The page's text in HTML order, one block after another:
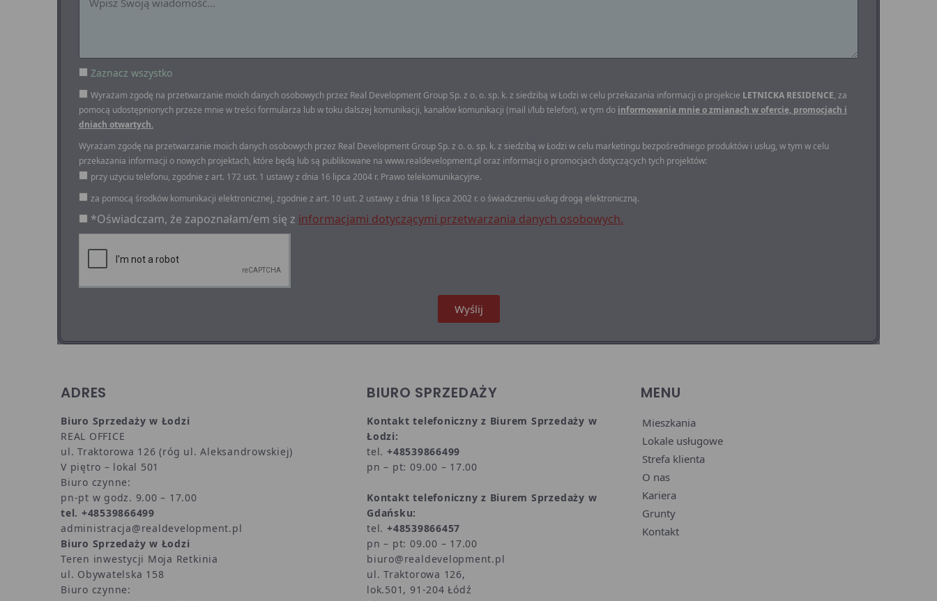
Zaznacz wszystko
Wyrażam zgodę na przetwarzanie moich danych osobowych przez Real Development Group Sp. z o. o. sp. k. z siedzibą w Łodzi w celu przekazania informacji o projekcie LETNICKA RESIDENCE, za
pomocą udostępnionych przeze mnie w treści formularza lub w toku dalszej komunikacji, kanałów komunikacji (mail i/lub telefon), w tym do informowania mnie o zmianach w ofercie, promocjach i
dniach otwartych.
Wyrażam zgodę na przetwarzanie moich danych osobowych przez Real Development Group Sp. z o. o. sp. k. z siedzibą w Łodzi w celu marketingu bezpośredniego produktów i usług, w tym w celu
przekazania informacji o nowych projektach, które będą lub są publikowane na www.realdevelopment.pl oraz informacji o promocjach dotyczących tych projektów:
przy użyciu telefonu, zgodnie z art. 172 ust. 1 ustawy z dnia 16 lipca 2004 r. Prawo telekomunikacyjne.
za pomocą środków komunikacji elektronicznej, zgodnie z art. 10 ust. 2 ustawy z dnia 18 lipca 2002 r. o świadczeniu usług drogą elektroniczną.
*Oświadczam, że zapoznałam/em się z informacjami dotyczącymi przetwarzania danych osobowych.
Wyślij
ADRES
Biuro Sprzedaży w Łodzi
REAL OFFICE
ul. Traktorowa 126 (róg ul. Aleksandrowskiej)
V piętro – lokal 501
Biuro czynne:
pn-pt w godz. 9.00 – 17.00
tel. +48539866499
administracja@realdevelopment.pl
Biuro Sprzedaży w Łodzi
Teren inwestycji Moja Retkinia
ul. Obywatelska 158
Biuro czynne:
BIURO SPRZEDAŻY
Kontakt telefoniczny z Biurem Sprzedaży w
Łodzi:
tel. +48539866499
pn – pt: 09.00 – 17.00
Kontakt telefoniczny z Biurem Sprzedaży w
Gdańsku:
tel. +48539866457
pn – pt: 09.00 – 17.00
biuro@realdevelopment.pl
ul. Traktorowa 126,
lok.501, 91-204 Łódź
MENU
Mieszkania
Lokale usługowe
Strefa klienta
O nas
Kariera
Grunty
Kontakt